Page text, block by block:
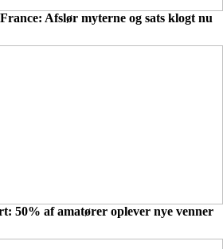
Afslør myterne og sats klogt nu
50% af amatører oplever nye venner